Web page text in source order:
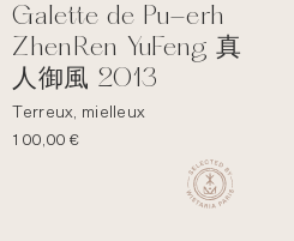
Galette de Pu-erh
ZhenRen YuFeng 真
人御風 2013
Terreux, mielleux
100,00€